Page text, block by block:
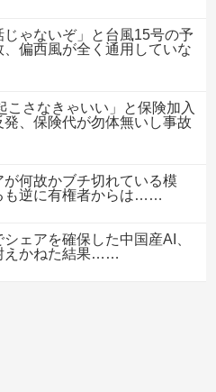
じゃないぞ」と台風15号の予
偏西風が全く通用していな
こさなきゃいい」と保険加入
、保険代が勿体無いし事故
何故かブチ切れている模
も逆に有権者からは……
ェアを確保した中国産AI、
えかねた結果……